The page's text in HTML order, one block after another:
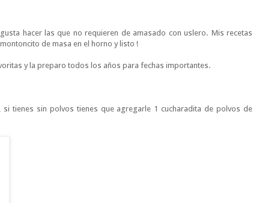
hacer las que no requieren de amasado con uslero. Mis recetas
de masa en el horno y listo !
y la preparo todos los años para fechas importantes.
tienes sin polvos tienes que agregarle 1 cucharadita de polvos de